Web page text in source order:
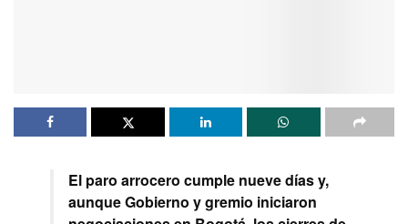
El paro arrocero cumple nueve días y,
aunque Gobierno y gremio iniciaron